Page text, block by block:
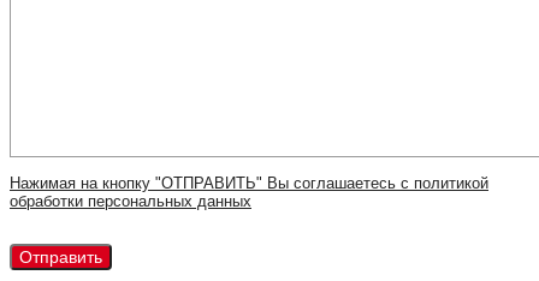
Нажимая на кнопку "ОТПРАВИТЬ" Вы соглашаетесь с политикой
обработки персональных данных